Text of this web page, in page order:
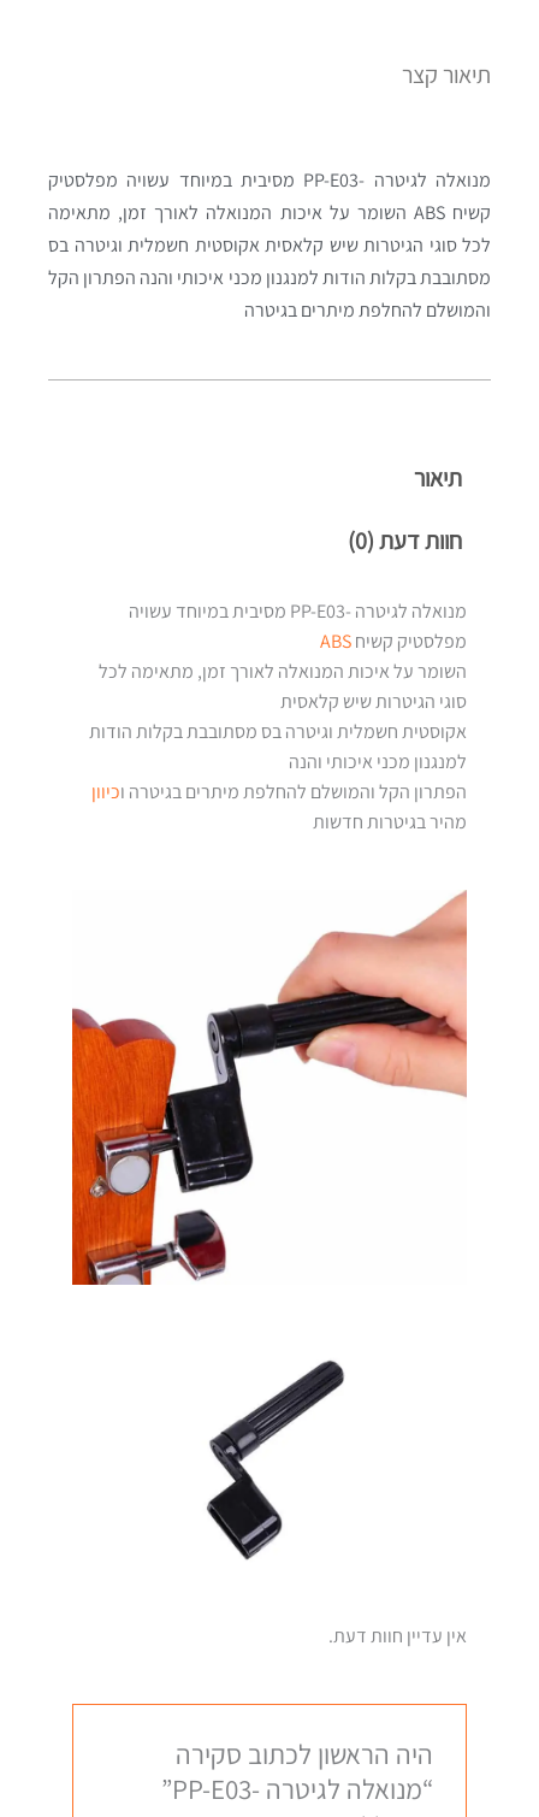
תיאור קצר
מנואלה לגיטרה -PP-E03 מסיבית במיוחד עשויה מפלסטיק
קשיח ABS השומר על איכות המנואלה לאורך זמן, מתאימה
לכל סוגי הגיטרות שיש קלאסית אקוסטית חשמלית וגיטרה בס
מסתובבת בקלות הודות למנגנון מכני איכותי והנה הפתרון הקל
והמושלם להחלפת מיתרים בגיטרה
תיאור
חוות דעת (0)
מנואלה לגיטרה -PP-E03 מסיבית במיוחד עשויה
מפלסטיק קשיחABS
השומר על איכות המנואלה לאורך זמן, מתאימה לכל
סוגי הגיטרות שיש קלאסית
אקוסטית חשמלית וגיטרה בס מסתובבת בקלות הודות
למנגנון מכני איכותי והנה
הפתרון הקל והמושלם להחלפת מיתרים בגיטרה וכיוון
מהיר בגיטרות חדשות
אין עדיין חוות דעת.
היה הראשון לכתוב סקירה
“מנואלה לגיטרה -PP-E03”